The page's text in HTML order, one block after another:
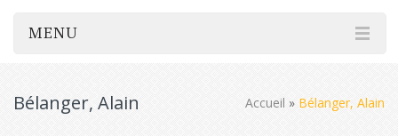
MENU
Bélanger, Alain Accueil » Bélanger, Alain